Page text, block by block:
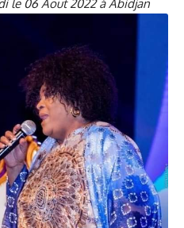
le 06 Aout 2022 à Abidjan